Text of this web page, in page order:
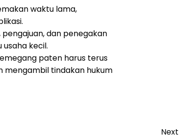
waktu lama,
dan penegakan
kecil.
paten harus terus
mengambil tindakan hukum
Next